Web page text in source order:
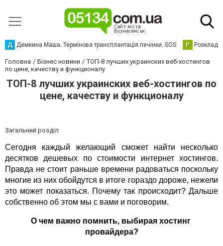
Д Демкина Маша. Термінова трансплантація печінки. SOS Р Розклад
Головна Бізнес новини
ТОП-8 лучших украинских веб-хостингов
по цене, качеству и функционалу
ТОП-8 лучших украинских веб-хостингов по
цене, качеству и функционалу
Загальний розділ
Сегодня каждый желающий сможет найти несколько
десятков дешевых по стоимости интернет хостингов.
Правда не стоит раньше времени радоваться поскольку
многие из них обойдутся в итоге гораздо дороже, нежели
это может показаться. Почему так происходит? Дальше
собственно об этом мы с вами и поговорим.
О чем важно помнить, выбирая хостинг
провайдера?